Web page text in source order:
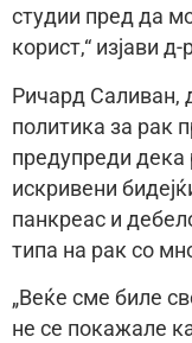
студии пред да
корист,“ изјави
Ричард Саливан,
политика за рак
предупреди
искривени
панкреас и
типа на рак со
„Веќе сме биле
не се покажале